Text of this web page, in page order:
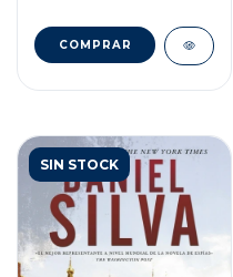
SIN STOCK